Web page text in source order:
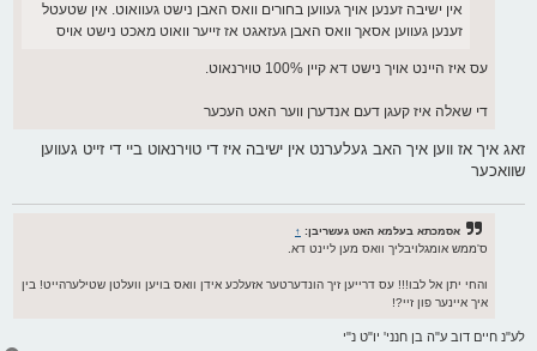
אין ישיבה זענען אויך געווען בחורים וואס האבן נישט געוואוט. אין שטעטל
זענען געווען אסאך וואס האבן געזאגט אז זייער וואוט מאכט נישט אויס
עס איז היינט אויך נישט דא קיין 100% טוירנאוט.
די שאלה איז קעגן דעם אנדערן ווער האט העכער
זאג איך אז ווען איך האב געלערנט אין ישיבה איז די טוירנאוט ביי די זייט געווען
שוואכער
אסמכתא בעלמא האט געשריבן: ↑
ס'ממש אומגלויבליך וואס מען ליינט דא.
והחי יתן אל לבו!!! עס דרייען זיך הונדערטער אזעלכע אידן וואס בויען וועלטן שטילערהייט! בין
איך איינער פון זיי?!
לע"נ חיים דוב ע"ה בן חנני' יו"ט נ"י